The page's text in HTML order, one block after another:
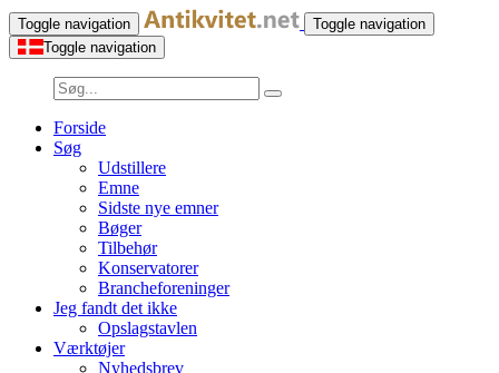
Toggle navigation
Toggle navigation
Toggle navigation
Forside
Søg
Udstillere
Emne
Sidste nye emner
Bøger
Tilbehør
Konservatorer
Brancheforeninger
Jeg fandt det ikke
Opslagstavlen
Værktøjer
Nyhedsbrev